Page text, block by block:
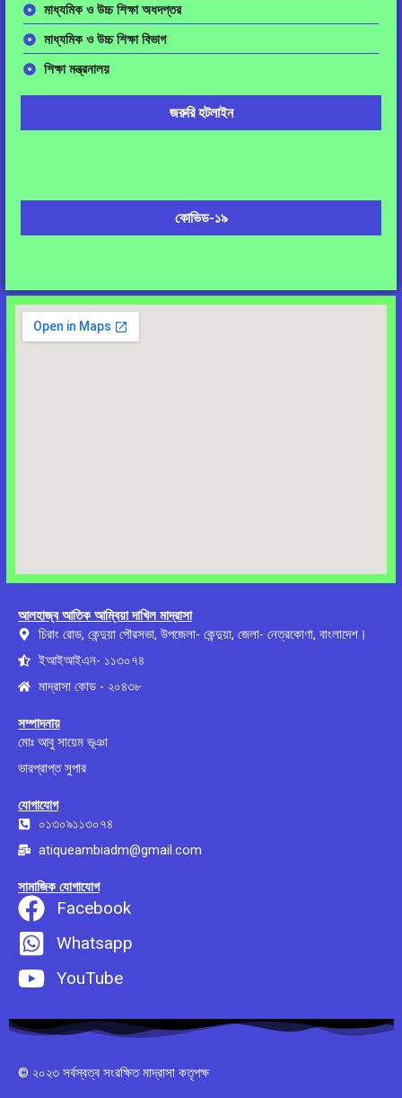
মাধ্যমিক ও উচ্চ শিক্ষা অধদপ্তর
মাধ্যমিক ও উচ্চ শিক্ষা বিভাগ
শিক্ষা মন্ত্রনালয়
জরুরি হটলাইন
কোভিড-১৯
আলহাজ্ব আতিক আম্বিয়া দাখিল মাদ্রাসা
চিরাং রোড, কেন্দুয়া পৌরসভা, উপজেলা- কেন্দুয়া, জেলা- নেত্রকোণা, বাংলাদেশ।
ইআইআইএন- ১১৩০৭৪
মাদ্রাসা কোড - ২০৪৩৮
সম্পাদনায়
মোঃ আবু সায়েম ভূঞা
ভারপ্রাপ্ত সুপার
যোগাযোগ
০১৩০৯১১৩০৭৪
atiqueambiadm@gmail.com
সামাজিক যোগাযোগ
Facebook
Whatsapp
YouTube
© ২০২৩ সর্বস্বত্ব সংরক্ষিত মাদ্রাসা কতৃপক্ষ